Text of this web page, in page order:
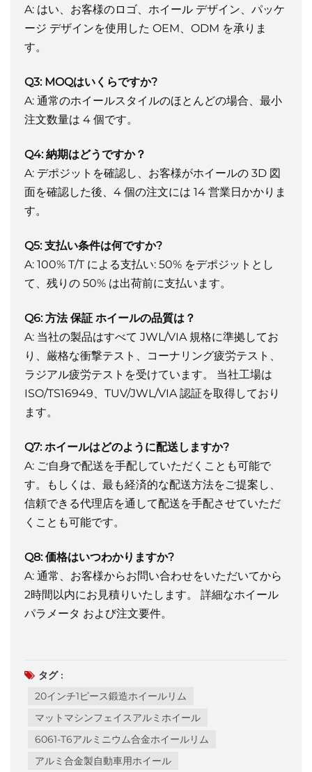
A: はい、お客様のロゴ、ホイール デザイン、パッケ
ージ デザインを使用した OEM、ODM を承りま
す。
Q3: MOQはいくらですか?
A: 通常のホイールスタイルのほとんどの場合、最小
注文数量は 4 個です。
Q4: 納期はどうですか？
A: デポジットを確認し、お客様がホイールの 3D 図
面を確認した後、4 個の注文には 14 営業日かかりま
す。
Q5: 支払い条件は何ですか?
A: 100% T/T による支払い: 50% をデポジットとし
て、残りの 50% は出荷前に支払います。
Q6: 方法保証 ホイールの品質は？
A: 当社の製品はすべて JWL/VIA 規格に準拠してお
り、厳格な衝撃テスト、コーナリング疲労テスト、
ラジアル疲労テストを受けています。 当社工場は
ISO/TS16949、TUV/JWL/VIA 認証を取得しており
ます。
Q7: ホイールはどのように配送しますか?
A: ご自身で配送を手配していただくことも可能で
す。もしくは、最も経済的な配送方法をご提案し、
信頼できる代理店を通して配送を手配させていただ
くことも可能です。
Q8: 価格はいつわかりますか?
A: 通常、お客様からお問い合わせをいただいてから
2時間以内にお見積りいたします。 詳細なホイール
パラメータ および注文要件。
タグ :
20インチ1ピース鍛造ホイールリム
マットマシンフェイスアルミホイール
6061-T6アルミニウム合金ホイールリム
アルミ合金製自動車用ホイール